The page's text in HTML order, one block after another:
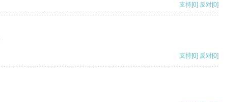
支持[0] 反对[0]
支持[0] 反对[0]